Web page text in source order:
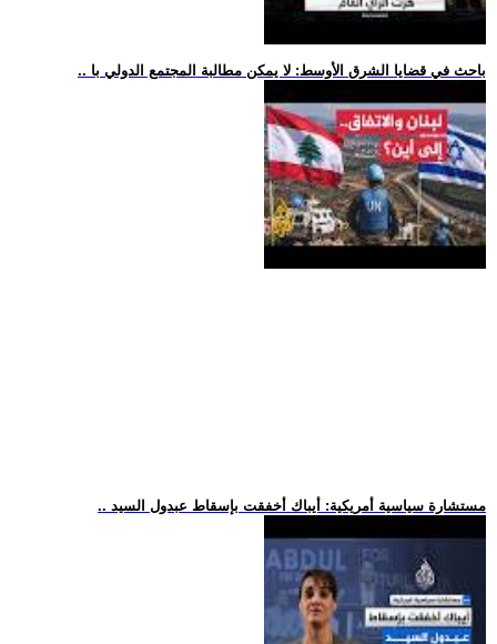
.. باحث في قضايا الشرق الأوسط: لا يمكن مطالبة المجتمع الدولي با
.. مستشارة سياسية أمريكية: أيباك أخفقت بإسقاط عبدول السيد